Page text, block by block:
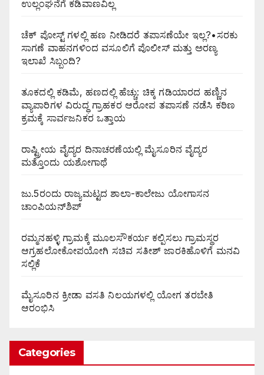
ಉಲ್ಲಂಘನೆಗೆ ಕಡಿವಾಣವಿಲ್ಲ
ಚೆಕ್ ಪೋಸ್ಟ್ ಗಳಲ್ಲಿ ಹಣ ನೀಡಿದರೆ ತಪಾಸಣೆಯೇ ಇಲ್ಲ?•ಸರಕು
ಸಾಗಣೆ ವಾಹನಗಳಿಂದ ವಸೂಲಿಗೆ ಪೊಲೀಸ್ ಮತ್ತು ಅರಣ್ಯ
ಇಲಾಖೆ ಸಿಬ್ಬಂದಿ?
ತೂಕದಲ್ಲಿ ಕಡಿಮೆ, ಹಣದಲ್ಲಿ ಹೆಚ್ಚು: ಚಿಕ್ಕ ಗಡಿಯಾರದ ಹಣ್ಣಿನ
ವ್ಯಾಪಾರಿಗಳ ವಿರುದ್ಧ ಗ್ರಾಹಕರ ಆರೋಪ ತಪಾಸಣೆ ನಡೆಸಿ ಕಠಿಣ
ಕ್ರಮಕ್ಕೆ ಸಾರ್ವಜನಿಕರ ಒತ್ತಾಯ
ರಾಷ್ಟ್ರೀಯ ವೈದ್ಯರ ದಿನಾಚರಣೆಯಲ್ಲಿ ಮೈಸೂರಿನ ವೈದ್ಯರ
ಮತ್ತೊಂದು ಯಶೋಗಾಥೆ
ಜು.5ರಂದು ರಾಜ್ಯಮಟ್ಟದ ಶಾಲಾ-ಕಾಲೇಜು ಯೋಗಾಸನ
ಚಾಂಪಿಯನ್‌ಶಿಪ್
ರಮ್ಮನಹಳ್ಳಿ ಗ್ರಾಮಕ್ಕೆ ಮೂಲಸೌಕರ್ಯ ಕಲ್ಪಿಸಲು ಗ್ರಾಮಸ್ಥರ
ಆಗ್ರಹಲೋಕೋಪಯೋಗಿ ಸಚಿವ ಸತೀಶ್ ಜಾರಕಿಹೊಳಿಗೆ ಮನವಿ
ಸಲ್ಲಿಕೆ
ಮೈಸೂರಿನ ಕ್ರೀಡಾ ವಸತಿ ನಿಲಯಗಳಲ್ಲಿ ಯೋಗ ತರಬೇತಿ
ಆರಂಭಿಸಿ
Categories